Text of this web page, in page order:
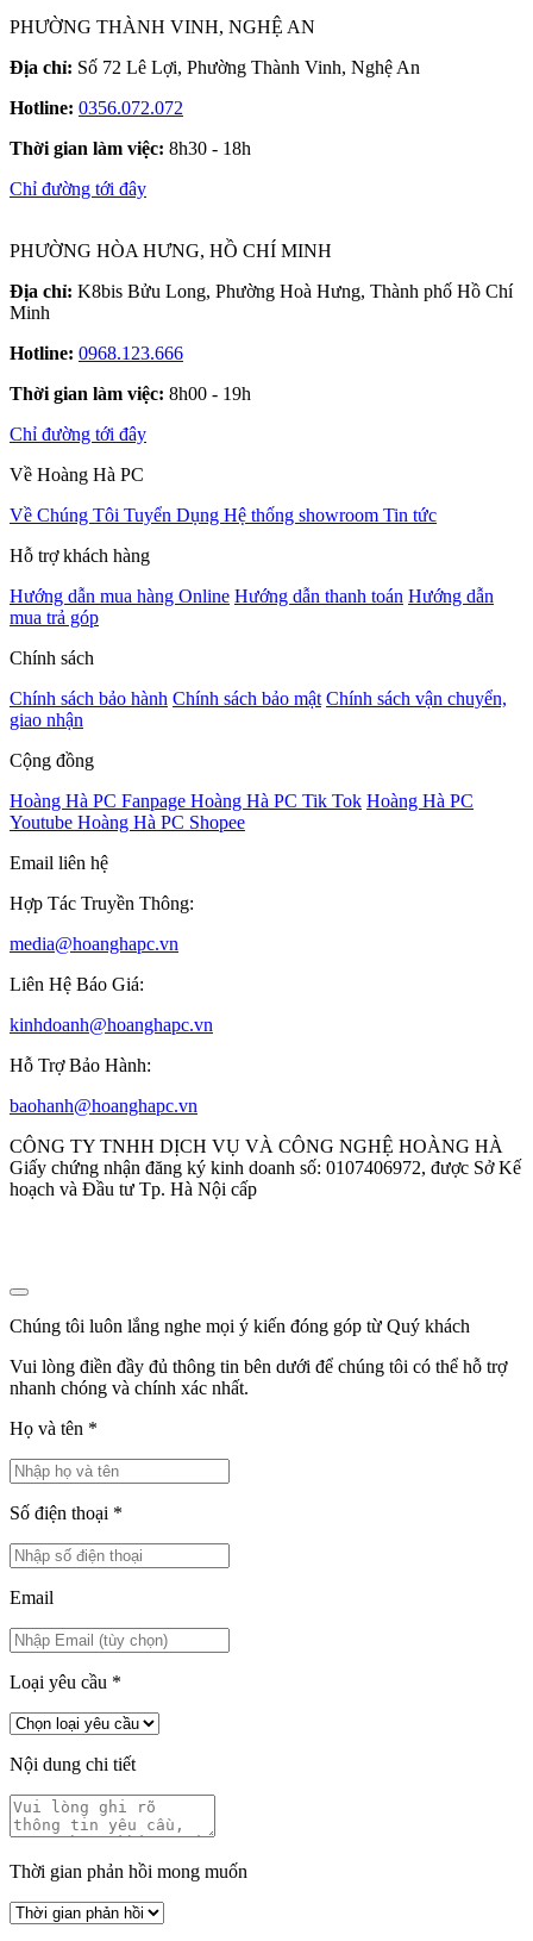
PHƯỜNG THÀNH VINH, NGHỆ AN
Địa chỉ: Số 72 Lê Lợi, Phường Thành Vinh, Nghệ An
Hotline: 0356.072.072
Thời gian làm việc: 8h30 - 18h
Chỉ đường tới đây
PHƯỜNG HÒA HƯNG, HỒ CHÍ MINH
Địa chỉ: K8bis Bửu Long, Phường Hoà Hưng, Thành phố Hồ Chí
Minh
Hotline: 0968.123.666
Thời gian làm việc: 8h00 - 19h
Chỉ đường tới đây
Về Hoàng Hà PC
Về Chúng Tôi Tuyển Dụng Hệ thống showroom Tin tức
Hỗ trợ khách hàng
Hướng dẫn mua hàng Online Hướng dẫn thanh toán Hướng dẫn
mua trả góp
Chính sách
Chính sách bảo hành Chính sách bảo mật Chính sách vận chuyển,
giao nhận
Cộng đồng
Hoàng Hà PC Fanpage Hoàng Hà PC Tik Tok Hoàng Hà PC
Youtube Hoàng Hà PC Shopee
Email liên hệ
Hợp Tác Truyền Thông:
media@hoanghapc.vn
Liên Hệ Báo Giá:
kinhdoanh@hoanghapc.vn
Hỗ Trợ Bảo Hành:
baohanh@hoanghapc.vn
CÔNG TY TNHH DỊCH VỤ VÀ CÔNG NGHỆ HOÀNG HÀ
Giấy chứng nhận đăng ký kinh doanh số: 0107406972, được Sở Kế
hoạch và Đầu tư Tp. Hà Nội cấp
Chúng tôi luôn lắng nghe mọi ý kiến đóng góp từ Quý khách
Vui lòng điền đầy đủ thông tin bên dưới để chúng tôi có thể hỗ trợ
nhanh chóng và chính xác nhất.
Họ và tên *
Số điện thoại *
Email
Loại yêu cầu *
Nội dung chi tiết
Thời gian phản hồi mong muốn